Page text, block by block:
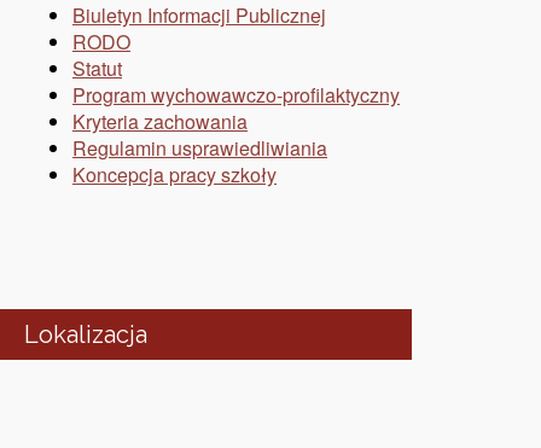
Biuletyn Informacji Publicznej
RODO
Statut
Program wychowawczo-profilaktyczny
Kryteria zachowania
Regulamin usprawiedliwiania
Koncepcja pracy szkoły
Lokalizacja